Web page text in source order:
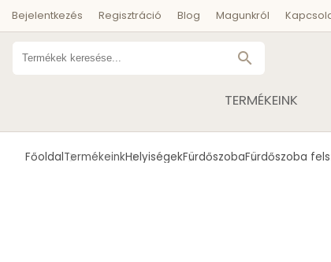
Bejelentkezés Regisztráció Blog Magunkról
search
TERMÉKEINK
FőoldalTermékeinkHelyiségekFürdőszobaFürdőszoba